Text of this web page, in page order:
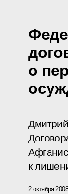
о
к
2 октября